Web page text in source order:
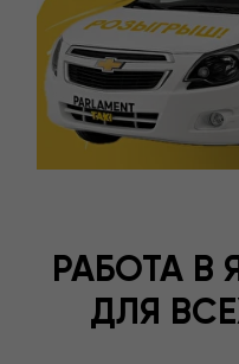
РАБОТА В
ДЛЯ